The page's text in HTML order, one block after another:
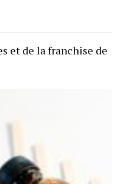
et de la franchise de